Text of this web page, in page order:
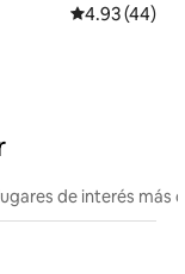
Calificación
4.93 (44)
de interés más